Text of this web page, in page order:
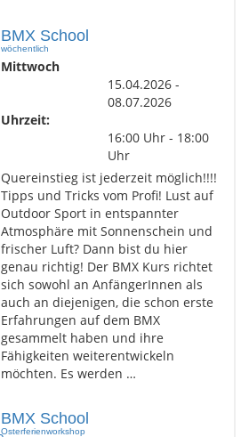
BMX School
wöchentlich
Mittwoch
15.04.2026 -
08.07.2026
Uhrzeit:
16:00 Uhr - 18:00
Uhr
Quereinstieg ist jederzeit möglich!!!!
Tipps und Tricks vom Profi! Lust auf
Outdoor Sport in entspannter
Atmosphäre mit Sonnenschein und
frischer Luft? Dann bist du hier
genau richtig! Der BMX Kurs richtet
sich sowohl an AnfängerInnen als
auch an diejenigen, die schon erste
Erfahrungen auf dem BMX
gesammelt haben und ihre
Fähigkeiten weiterentwickeln
möchten. Es werden …
BMX School
Osterferienworkshop